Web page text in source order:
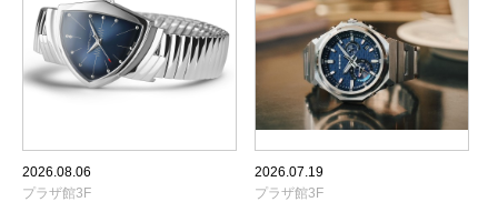
2026.08.06
プラザ館3F
2026.07.19
プラザ館3F